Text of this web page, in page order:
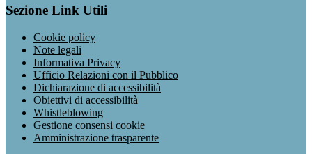
Sezione Link Utili
Cookie policy
Note legali
Informativa Privacy
Ufficio Relazioni con il Pubblico
Dichiarazione di accessibilità
Obiettivi di accessibilità
Whistleblowing
Gestione consensi cookie
Amministrazione trasparente